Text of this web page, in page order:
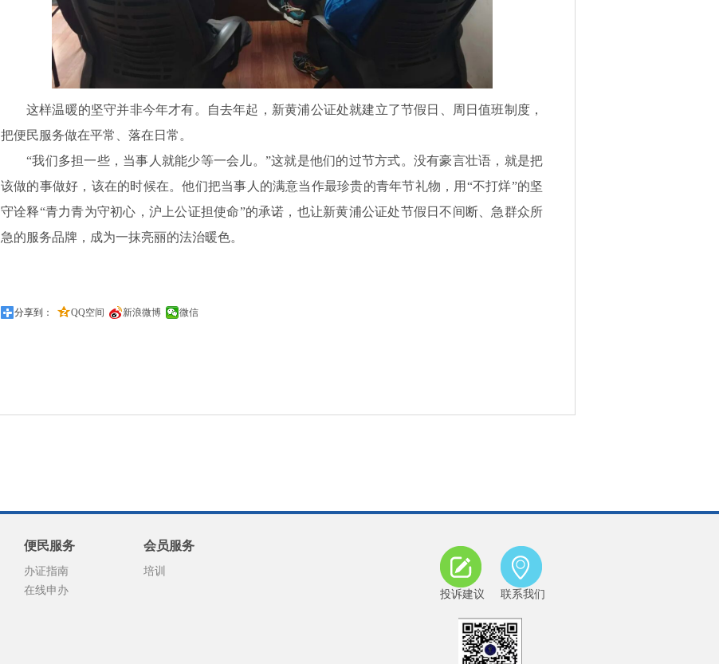
这样温暖的坚守并非今年才有。自去年起，新黄浦公证处就建立了节假日、周日值班制度，
把便民服务做在平常、落在日常。
“我们多担一些，当事人就能少等一会儿。”这就是他们的过节方式。没有豪言壮语，就是把
该做的事做好，该在的时候在。他们把当事人的满意当作最珍贵的青年节礼物，用“不打烊”的坚
守诠释“青力青为守初心，沪上公证担使命”的承诺，也让新黄浦公证处节假日不间断、急群众所
急的服务品牌，成为一抹亮丽的法治暖色。
分享到： QQ空间 新浪微博 微信
联系我们
投诉建议
便民服务
办证指南
在线申办
会员服务
培训